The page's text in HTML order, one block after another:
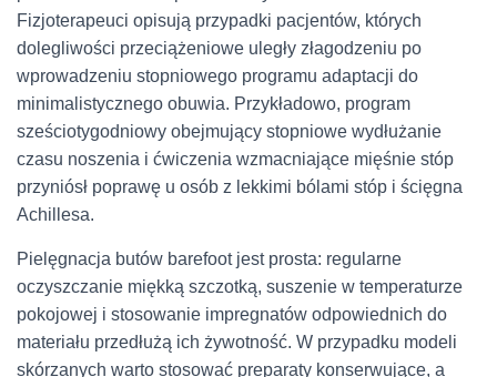
Fizjoterapeuci opisują przypadki pacjentów, których
dolegliwości przeciążeniowe uległy złagodzeniu po
wprowadzeniu stopniowego programu adaptacji do
minimalistycznego obuwia. Przykładowo, program
sześciotygodniowy obejmujący stopniowe wydłużanie
czasu noszenia i ćwiczenia wzmacniające mięśnie stóp
przyniósł poprawę u osób z lekkimi bólami stóp i ścięgna
Achillesa.
Pielęgnacja butów barefoot jest prosta: regularne
oczyszczanie miękką szczotką, suszenie w temperaturze
pokojowej i stosowanie impregnatów odpowiednich do
materiału przedłużą ich żywotność. W przypadku modeli
skórzanych warto stosować preparaty konserwujące, a